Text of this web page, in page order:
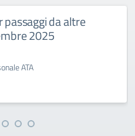
da altre
2025
ATA